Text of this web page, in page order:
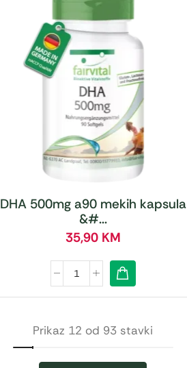
DHA 500mg a90 mekih kapsula
&#...
35,90 KM
Prikaz 12 od 93 stavki